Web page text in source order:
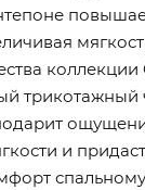
коллекции
трикотажный
и придаст
спальному